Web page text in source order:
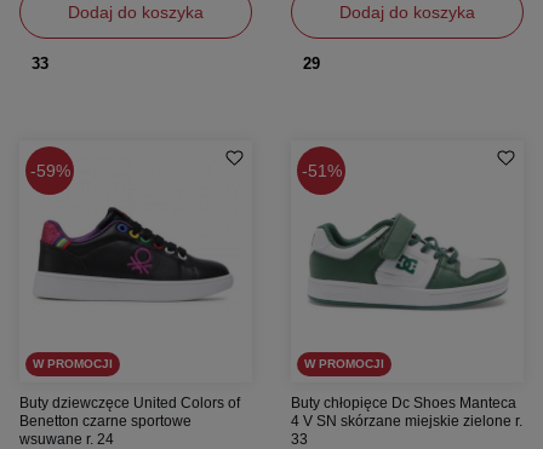
Dodaj do koszyka
33
Dodaj do koszyka
29
59%
W PROMOCJI
Buty dziewczęce United Colors of
Benetton czarne sportowe
wsuwane r. 24
51%
W PROMOCJI
Buty chłopięce Dc Shoes Manteca
4 V SN skórzane miejskie zielone r.
33